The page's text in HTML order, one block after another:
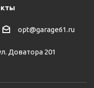
opt@garage61.ru
Доватора 201